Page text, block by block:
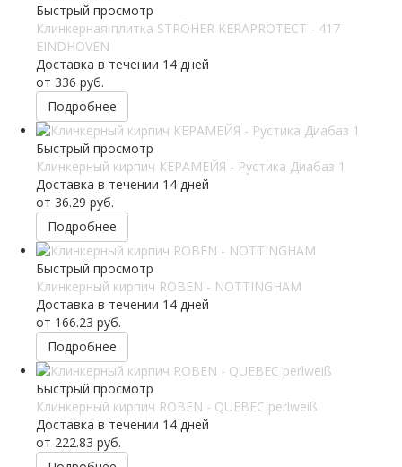
Быстрый просмотр
Клинкерная плитка STRÖHER KERAPROTECT - 417
EINDHOVEN
Доставка в течении 14 дней
от 336 руб.
Подробнее
Быстрый просмотр
Клинкерный кирпич КЕРАМЕЙЯ - Рустика Диабаз 1
Доставка в течении 14 дней
от 36.29 руб.
Подробнее
Быстрый просмотр
Клинкерный кирпич ROBEN - NOTTINGHAM
Доставка в течении 14 дней
от 166.23 руб.
Подробнее
Быстрый просмотр
Клинкерный кирпич ROBEN - QUEBEC perlweiß
Доставка в течении 14 дней
от 222.83 руб.